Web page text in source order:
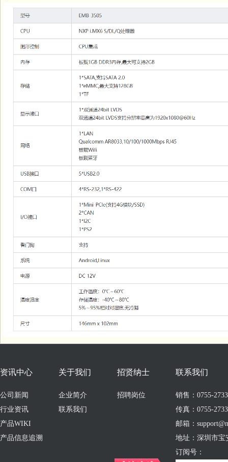
资讯中心
公司新闻
行业资讯
产品WIKI
产品信息追溯
关于我们
企业简介
联系我们
招贤纳士
招聘岗位
联系我们
销售：0755-
传真：0755-
邮箱：
地址：深圳市宝
订阅号：